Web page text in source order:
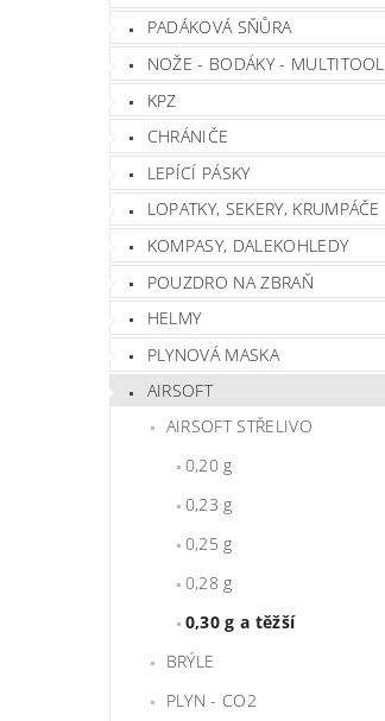
PADÁKOVÁ SŇŮRA
NOŽE - BODÁKY - MULTITOOL
KPZ
CHRÁNIČE
LEPÍCÍ PÁSKY
LOPATKY, SEKERY, KRUMPÁČE
KOMPASY, DALEKOHLEDY
POUZDRO NA ZBRAŇ
HELMY
PLYNOVÁ MASKA
AIRSOFT
AIRSOFT STŘELIVO
0,20 g
0,23 g
0,25 g
0,28 g
0,30 g a těžší
BRÝLE
PLYN - CO2